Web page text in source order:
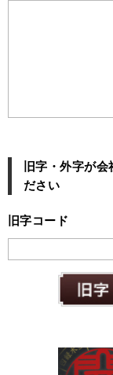
旧字・外字が
ださい
旧字コード